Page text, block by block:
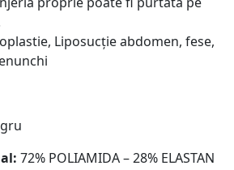
Liposucție abdomen, fese,
72% POLIAMIDA – 28% ELASTAN